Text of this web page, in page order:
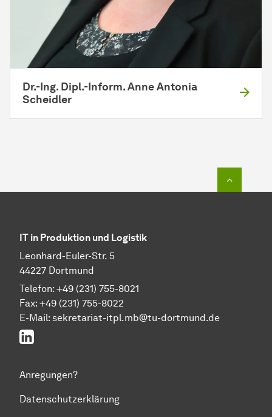
Dr.-Ing. Dipl.-Inform. Anne Antonia
Scheidler
IT in Produktion und Logistik
Leonhard-Euler-Str. 5
44227 Dortmund
Telefon: +49 (231) 755-8021
Fax: +49 (231) 755-8022
E-Mail: sekretariat-itpl.mb@tu-dortmund.de
LinkedIn
Anregungen?
Datenschutzerklärung